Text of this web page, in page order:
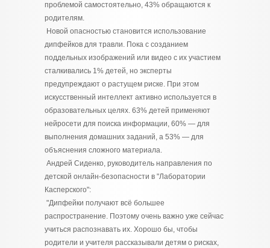
проблемой самостоятельно, 43% обращаются к
родителям.
Новой опасностью становится использование
дипфейков для травли. Пока с созданием
поддельных изображений или видео с их участием
сталкивались 1% детей, но эксперты
предупреждают о растущем риске. При этом
искусственный интеллект активно используется в
образовательных целях. 63% детей применяют
нейросети для поиска информации, 60% — для
выполнения домашних заданий, а 53% — для
объяснения сложного материала.
Андрей Сиденко, руководитель направления по
детской онлайн-безопасности в "Лаборатории
Касперского":
"Дипфейки получают всё большее
распространение. Поэтому очень важно уже сейчас
учиться распознавать их. Хорошо бы, чтобы
родители и учителя рассказывали детям о рисках,